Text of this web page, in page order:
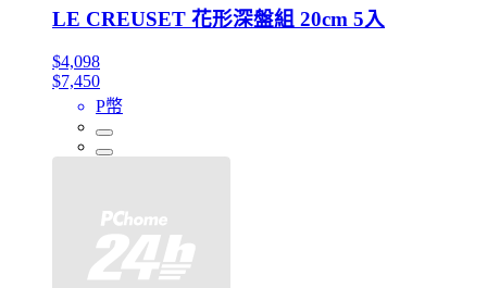
LE CREUSET 花形深盤組 20cm 5入
$4,098
$7,450
P幣